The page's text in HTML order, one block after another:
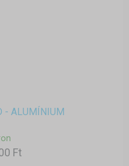
- ALUMÍNIUM
Ft